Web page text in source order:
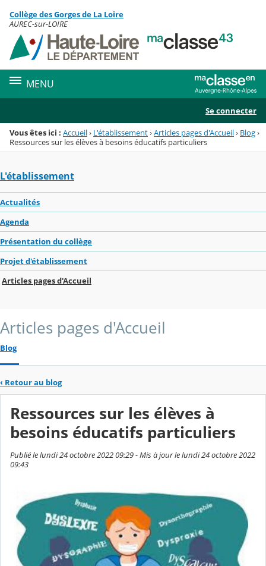
Menu de la rubrique
Contenu
Collège des Gorges de La Loire
AUREC-sur-LOIRE
MENU
Se connecter
Vous êtes ici : Accueil› L'établissement›Articles pages d'Accueil› Blog›
Ressources sur les élèves à besoins éducatifs particuliers
L'établissement
Actualités
Agenda
Présentation du collège
Projet d'établissement
Articles pages d'Accueil
Articles pages d'Accueil
Blog
‹ Retour au blog
Ressources sur les élèves à
besoins éducatifs particuliers
Publié le lundi 24 octobre 2022 09:29 - Mis à jour le lundi 24 octobre 2022
09:43